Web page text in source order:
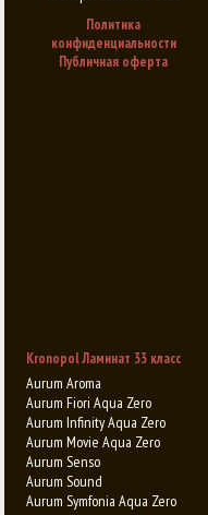
Политика
конфиденциальности
Публичная оферта
Kronopol Ламинат 33 класс
Aurum Aroma
Aurum Fiori Aqua Zero
Aurum Infinity Aqua Zero
Aurum Movie Aqua Zero
Aurum Senso
Aurum Sound
Aurum Symfonia Aqua Zero